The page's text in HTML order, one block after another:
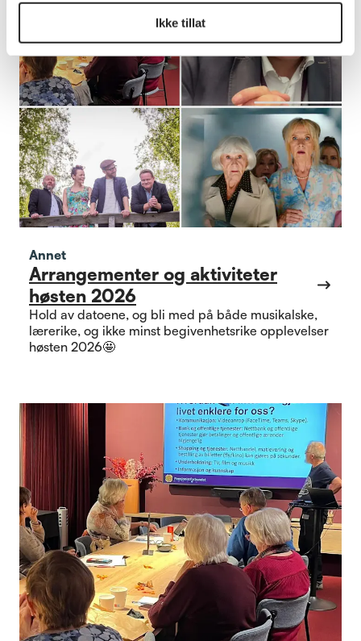
Ikke tillat
Annet
Arrangementer og aktiviteter
høsten 2026
Hold av datoene, og bli med på både musikalske,
lærerike, og ikke minst begivenhetsrike opplevelser
høsten 2026🤩